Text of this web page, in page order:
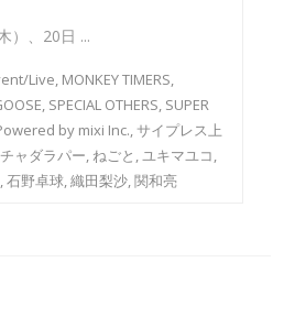
）、20日 ...
Live, MONKEY TIMERS,
, SPECIAL OTHERS, SUPER
by mixi Inc.,サイプレス上
ャダラパー, ねごと ,ユキマユコ,
,石野卓球,織田梨沙,関和亮